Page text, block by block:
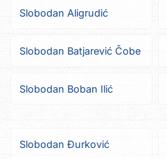
Slobodan Aligrudić
Slobodan Batjarević Čobe
Slobodan Boban Ilić
Slobodan Đurković